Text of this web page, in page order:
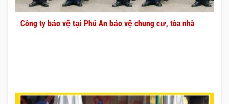
Công ty bảo vệ tại Phú An bảo vệ chung cư, tòa nhà